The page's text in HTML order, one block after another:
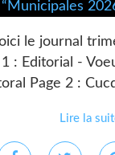
le journal
: Editorial -
Page 2 :
Lire la